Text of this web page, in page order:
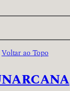
Voltar ao Topo